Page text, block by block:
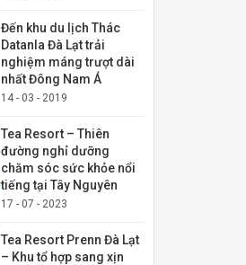
Đến khu du lịch Thác
Datanla Đà Lạt trải
nghiệm máng trượt dài
nhất Đông Nam Á
14 - 03 - 2019
Tea Resort – Thiên
đường nghỉ dưỡng
chăm sóc sức khỏe nổi
tiếng tại Tây Nguyên
17 - 07 - 2023
Tea Resort Prenn Đà Lạt
– Khu tổ hợp sang xịn